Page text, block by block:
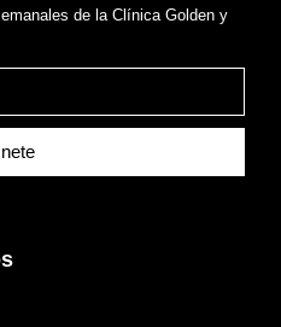
de la Clínica Golden y